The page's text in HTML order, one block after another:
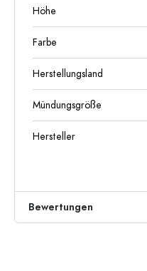
Höhe
Farbe
Herstellungsland
Mündungsgröße
Hersteller
Bewertungen